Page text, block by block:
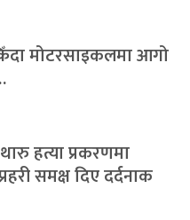
मोटरसाइकलमा आगो
हत्या प्रकरणमा
समक्ष दिए दर्दनाक